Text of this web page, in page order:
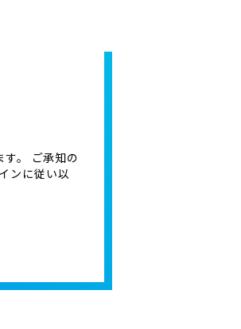
す。 ご承知の
ンに従い以